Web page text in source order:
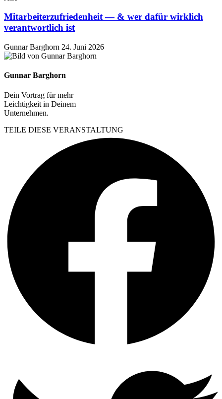
Mitarbeiterzufriedenheit — & wer dafür wirklich
verantwortlich ist
Gunnar Barghorn 24. Juni 2026
Gunnar Barghorn
Dein Vortrag für mehr
Leichtigkeit in Deinem
Unternehmen.
TEILE DIESE VERANSTALTUNG